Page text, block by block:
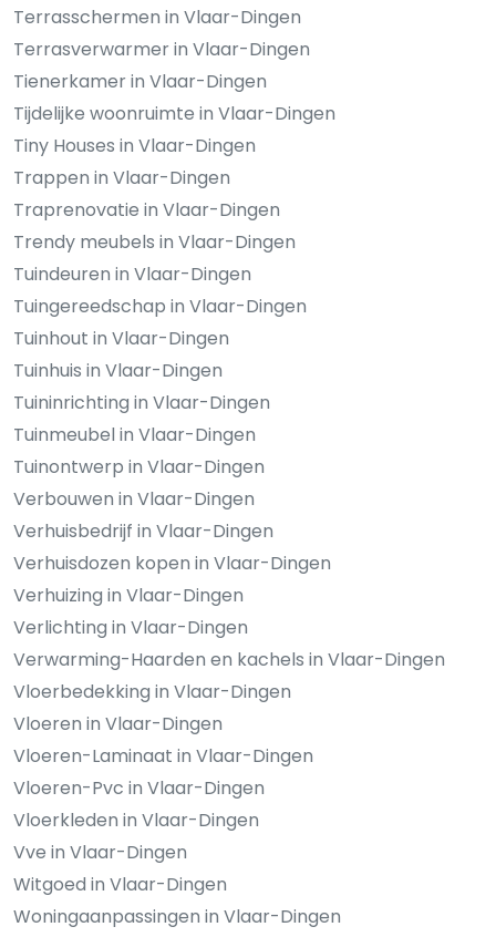
Terrasschermen in Vlaar-Dingen
Terrasverwarmer in Vlaar-Dingen
Tienerkamer in Vlaar-Dingen
Tijdelijke woonruimte in Vlaar-Dingen
Tiny Houses in Vlaar-Dingen
Trappen in Vlaar-Dingen
Traprenovatie in Vlaar-Dingen
Trendy meubels in Vlaar-Dingen
Tuindeuren in Vlaar-Dingen
Tuingereedschap in Vlaar-Dingen
Tuinhout in Vlaar-Dingen
Tuinhuis in Vlaar-Dingen
Tuininrichting in Vlaar-Dingen
Tuinmeubel in Vlaar-Dingen
Tuinontwerp in Vlaar-Dingen
Verbouwen in Vlaar-Dingen
Verhuisbedrijf in Vlaar-Dingen
Verhuisdozen kopen in Vlaar-Dingen
Verhuizing in Vlaar-Dingen
Verlichting in Vlaar-Dingen
Verwarming-Haarden en kachels in Vlaar-Dingen
Vloerbedekking in Vlaar-Dingen
Vloeren in Vlaar-Dingen
Vloeren-Laminaat in Vlaar-Dingen
Vloeren-Pvc in Vlaar-Dingen
Vloerkleden in Vlaar-Dingen
Vve in Vlaar-Dingen
Witgoed in Vlaar-Dingen
Woningaanpassingen in Vlaar-Dingen